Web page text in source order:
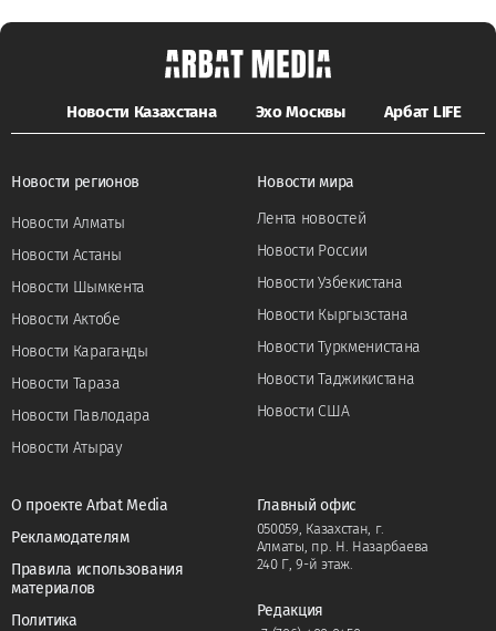
Новости Казахстана Эхо Москвы Арбат LIFE
Новости регионов
Новости Алматы
Новости Астаны
Новости Шымкента
Новости Актобе
Новости Караганды
Новости Тараза
Новости Павлодара
Новости Атырау
Новости мира
Лента новостей
Новости России
Новости Узбекистана
Новости Кыргызстана
Новости Туркменистана
Новости Таджикистана
Новости США
О проекте Arbat Media
Рекламодателям
Правила использования
материалов
Политика
Главный офис
050059, Казахстан, г.
Алматы, пр. Н. Назарбаева
240 Г, 9-й этаж.
Редакция